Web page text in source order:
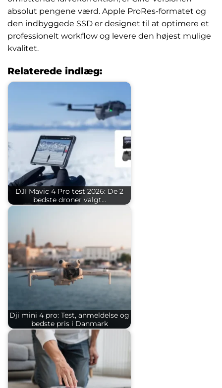
absolut pengene værd. Apple ProRes-formatet og
den indbyggede SSD er designet til at optimere et
professionelt workflow og levere den højest mulige
kvalitet.
Relaterede indlæg:
DJI Mavic 4 Pro test 2026: De 2
bedste droner valgt…
Dji mini 4 pro: Test, anmeldelse og
bedste pris i Danmark